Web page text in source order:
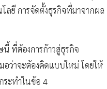
ลยี การจัดตั้งธุรกิจที่มาจากผล
ที่ต้องการก้าวสู่ธุรกิจ
อว่าจะต้องคิดแบบใหม่ โดยให้
ระทำในข้อ 4